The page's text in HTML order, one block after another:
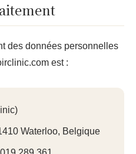
des données personnelles
est :
Waterloo, Belgique